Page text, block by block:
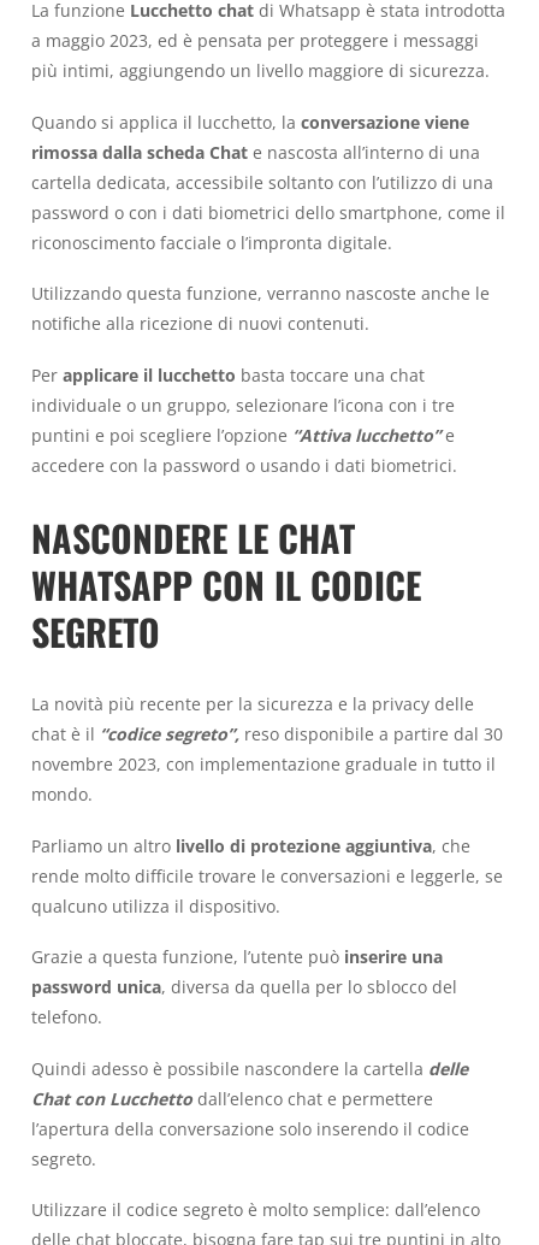
La funzione Lucchetto chat di Whatsapp è stata introdotta
a maggio 2023, ed è pensata per proteggere i messaggi
più intimi, aggiungendo un livello maggiore di sicurezza.
Quando si applica il lucchetto, la conversazione viene
rimossa dalla scheda Chat e nascosta all’interno di una
cartella dedicata, accessibile soltanto con l’utilizzo di una
password o con i dati biometrici dello smartphone, come il
riconoscimento facciale o l’impronta digitale.
Utilizzando questa funzione, verranno nascoste anche le
notifiche alla ricezione di nuovi contenuti.
Per applicare il lucchetto basta toccare una chat
individuale o un gruppo, selezionare l’icona con i tre
puntini e poi scegliere l’opzione “Attiva lucchetto”e
accedere con la password o usando i dati biometrici.
NASCONDERE LE CHAT
WHATSAPP CON IL CODICE
SEGRETO
La novità più recente per la sicurezza e la privacy delle
chat è il “codice segreto”, reso disponibile a partire dal 30
novembre 2023, con implementazione graduale in tutto il
mondo.
Parliamo un altro livello di protezione aggiuntiva, che
rende molto difficile trovare le conversazioni e leggerle, se
qualcuno utilizza il dispositivo.
Grazie a questa funzione, l’utente può inserire una
password unica, diversa da quella per lo sblocco del
telefono.
Quindi adesso è possibile nascondere la cartella delle
Chat con Lucchetto dall’elenco chat e permettere
l’apertura della conversazione solo inserendo il codice
segreto.
Utilizzare il codice segreto è molto semplice: dall’elenco
delle chat bloccate, bisogna fare tap sui tre puntini in alto